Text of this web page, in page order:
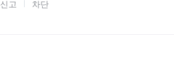
신고 차단